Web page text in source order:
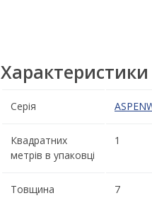
Характеристики
Серія
Квадратних
метрів в упаковці
1
Товщина 7